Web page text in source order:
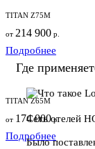
TITAN Z75M
от 214 900 р.
Подробнее
TITAN Z65M
от 174 000р.
Подробнее
Где
Сеть отелей
Было